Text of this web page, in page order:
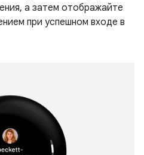
а затем отображайте
при успешном входе в